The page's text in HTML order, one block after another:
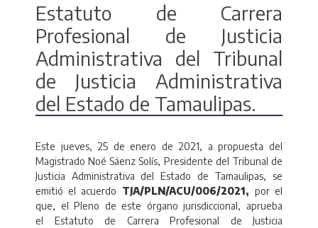
Estatuto de Carrera
Profesional de Justicia
Administrativa del Tribunal
de Justicia Administrativa
del Estado de Tamaulipas.
Este jueves, 25 de enero de 2021, a propuesta del
Magistrado Noé Sáenz Solís, Presidente del Tribunal de
Justicia Administrativa del Estado de Tamaulipas, se
emitió el acuerdo TJA/PLN/ACU/006/2021, por el
que, el Pleno de este órgano jurisdiccional, aprueba
el Estatuto de Carrera Profesional de Justicia